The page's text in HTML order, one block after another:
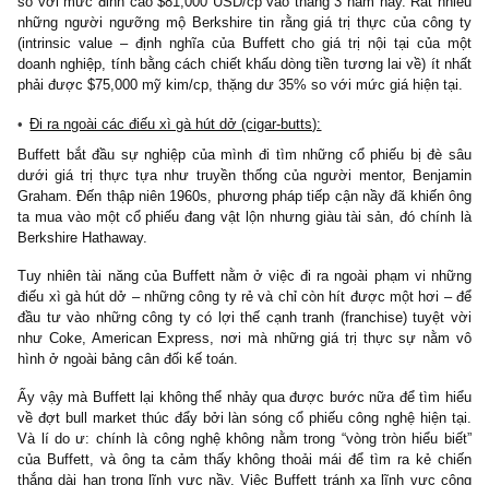
Bổ sung thêm từ Peter Russ, analyst tại Fairholme Capital, một
ty quản lý đầu tư có trụ sở tại New Jersey đang sở hữu cổ
Berkshire:“Vốn hóa thị trường của Berkshire hiện tại đang thấp
Yahoo’s, ấy vậy mà Berkshire có thể tạo ra $2 tỷ USD ròng lợi
$200 triệu USD lợi nhuận.”Berkshire hiện tại được bán ở mức
83 tỷ USD, trong khi đó Yahoo’s có vốn hóa lên đến 120 tỷ USD.
tin rằng vốn hóa của tập đoàn hoàn toàn có thể tăng gấp đôi
năm tới.
Những người lạc quan về Berkshire tin rằng cổ phiếu đang ở
khá hấp dẫn, chỉ ở mức định giá 1.5x book value và thấp hơn
so với mức đỉnh cao $81,000 USD/cp vào tháng 3 năm nay. Rất
những người ngưỡng mộ Berkshire tin rằng giá trị thực của